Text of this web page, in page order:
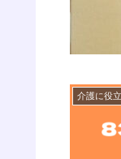
介護に役